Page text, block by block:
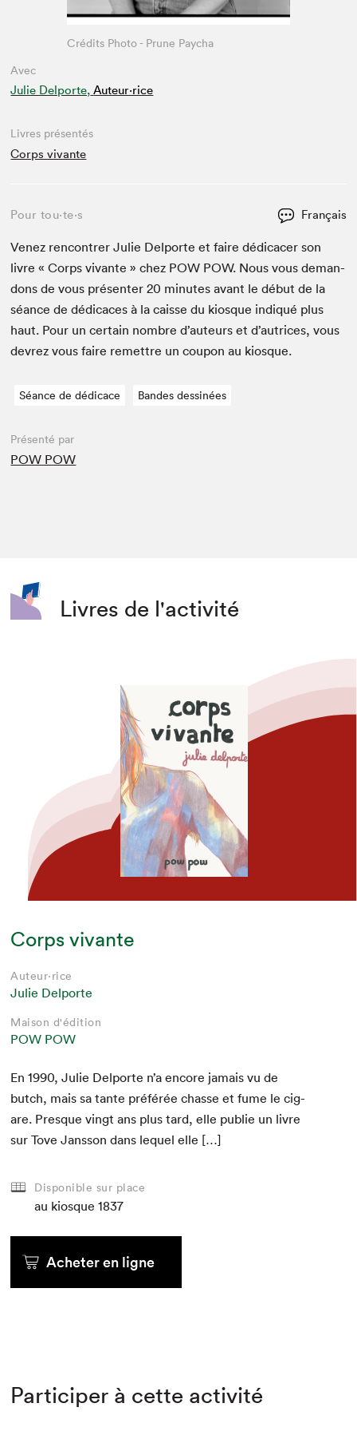
Avec
Julie Delporte, Auteur·rice
Crédits Photo - Prune Paycha
Livres présentés
Corps vivante
Pour tou⋅te⋅s Français
Venez ren­con­tr­er Julie Del­porte et faire dédi­cac­er son
livre « Corps vivante » chez POW POW. Nous vous deman­
dons de vous présen­ter20 min­utes avant le début de la
séance de dédi­caces à la caisse du kiosque indiqué plus
haut. Pour un cer­tain nom­bre d’auteurs et d’autrices, vous
devrez vous faire remet­tre un coupon au kiosque.
Séance de dédicace Bandes dessinées
Présenté par
POW POW
Livres de l'activité
Corps vivante
Auteur·rice
Julie Delporte
Maison d'édition
POW POW
En1990, Julie Del­porte n’a encore jamais vu de
butch, mais sa tante préférée chas­se et fume le cig­
a­re. Presque vingt ans plus tard, elle pub­lie un livre
sur Tove Jans­son dans lequel elle […]
Disponible sur place
au kiosque 1837
Acheter en ligne
Participer à cette activité